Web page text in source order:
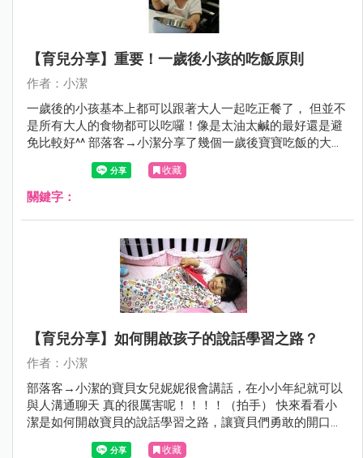
【育兒分享】重要！一歲後小孩的吃飯原則
作者：小潔
一歲後的小孩基本上都可以跟著大人一起吃正餐了， 但並不
是所有大人的食物都可以吃囉！像是太油太鹹的最好還是避
免比較好^^ 部落客→小潔分享了幾個一歲後寶寶吃飯的大方
向原則，給媽咪們參考參考囉！
收藏
關鍵字：
【育兒分享】如何開啟孩子的說話學習之路？
作者：小潔
部落客→小潔的寶貝女兒妮妮很會講話，在小小年紀就可以
與人溝通聊天 真的很厲害呢！！！！（拍手） 快來看看小
潔是如何開啟寶貝的說話學習之路，讓寶貝們勇敢的開口吧
收藏